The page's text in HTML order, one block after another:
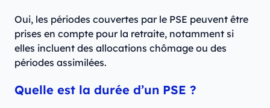
Oui, les périodes couvertes par le PSE peuvent être
prises en compte pour la retraite, notamment si
elles incluent des allocations chômage ou des
périodes assimilées.
Quelle est la durée d’un PSE ?